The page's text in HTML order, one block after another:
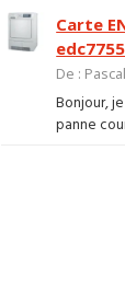
Carte
De :
Bonjour,
panne